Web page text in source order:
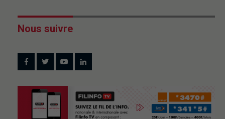
Nous suivre